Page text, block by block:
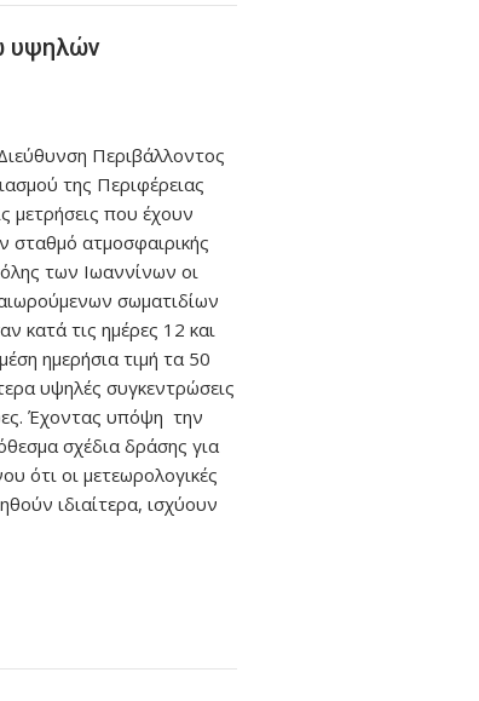
υψηλών
Περιβάλλοντος
της Περιφέρειας
μετρήσεις που έχουν
σταθμό ατμοσφαιρικής
των Ιωαννίνων οι
σωματιδίων
κατά τις ημέρες 12 και
ημερήσια τιμή τα 50
υψηλές συγκεντρώσεις
Έχοντας υπόψη την
σχέδια δράσης για
ότι οι μετεωρολογικές
ιδιαίτερα, ισχύουν